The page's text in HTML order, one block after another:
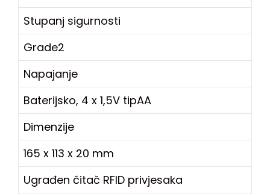
Stupanj sigurnosti
Grade2
Napajanje
Baterijsko, 4 x 1,5V tipAA
Dimenzije
165 x 113 x 20 mm
Ugrađen čitač RFID privjesaka